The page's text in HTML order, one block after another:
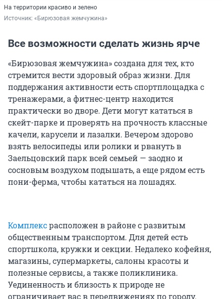
На территории красиво и зелено
Источник: «Бирюзовая жемчужина»
Все возможности сделать жизнь ярче
«Бирюзовая жемчужина» создана для тех, кто
стремится вести здоровый образ жизни. Для
поддержания активности есть спортплощадка с
тренажерами, а фитнес-центр находится
практически во дворе. Дети могут кататься в
скейт-парке и проверять на прочность классные
качели, карусели и лазалки. Вечером здорово
взять велосипеды или ролики и рвануть в
Заельцовский парк всей семьей — заодно и
сосновым воздухом подышать, а еще рядом есть
пони-ферма, чтобы кататься на лошадях.
Комплексрасположен в районе с развитым
общественным транспортом. Для детей есть
спортшкола, кружки и секции. Недалеко кофейня,
магазины, супермаркеты, салоны красоты и
полезные сервисы, а также поликлиника.
Уединенность и близость к природе не
ограничивает вас в передвижениях по городу.